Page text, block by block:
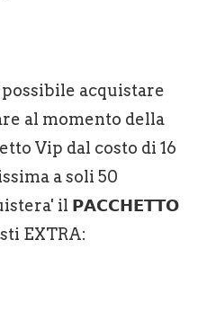
acquistare
al momento della
Vip dal costo di 16
a soli 50
il 𝗣𝗔𝗖𝗖𝗛𝗘𝗧𝗧𝗢
EXTRA: